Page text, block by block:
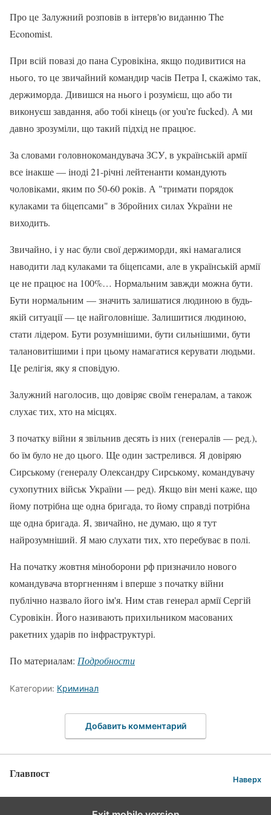
Про це Залужний розповів в інтерв'ю виданню The
Economist.
При всій повазі до пана Суровікіна, якщо подивитися на
нього, то це звичайний командир часів Петра І, скажімо так,
держиморда. Дивишся на нього і розумієш, що або ти
виконуєш завдання, або тобі кінець (or you’re fucked). А ми
давно зрозуміли, що такий підхід не працює.
За словами головнокомандувача ЗСУ, в українській армії
все інакше — іноді 21-річні лейтенанти командують
чоловіками, яким по 50-60 років. А "тримати порядок
кулаками та біцепсами" в Збройних силах України не
виходить.
Звичайно, і у нас були свої держиморди, які намагалися
наводити лад кулаками та біцепсами, але в українській армії
це не працює на 100%… Нормальним завжди можна бути.
Бути нормальним — значить залишатися людиною в будь-
якій ситуації — це найголовніше. Залишитися людиною,
стати лідером. Бути розумнішими, бути сильнішими, бути
талановитішими і при цьому намагатися керувати людьми.
Це релігія, яку я сповідую.
Залужний наголосив, що довіряє своїм генералам, а також
слухає тих, хто на місцях.
З початку війни я звільнив десять із них (генералів — ред.),
бо їм було не до цього. Ще один застрелився. Я довіряю
Сирському (генералу Олександру Сирському, командувачу
сухопутних військ України — ред). Якщо він мені каже, що
йому потрібна ще одна бригада, то йому справді потрібна
ще одна бригада. Я, звичайно, не думаю, що я тут
найрозумніший. Я маю слухати тих, хто перебуває в полі.
На початку жовтня міноборони рф призначило нового
командувача вторгненням і вперше з початку війни
публічно назвало його ім'я. Ним став генерал армії Сергій
Суровікін. Його називають прихильником масованих
ракетних ударів по інфраструктурі.
По материалам: Подробности
Категории: Криминал
Добавить комментарий
Главпост Наверх